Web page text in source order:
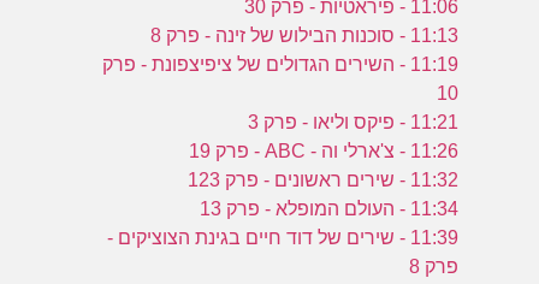
11:06 - פיראטיות - פרק 30
11:13 - סוכנות הבילוש של זינה - פרק 8
11:19 - השירים הגדולים של ציפיצפונת - פרק
10
11:21 - פיקס וליאו - פרק 3
11:26 - צ'ארלי וה - ABC - פרק 19
11:32 - שירים ראשונים - פרק 123
11:34 - העולם המופלא - פרק 13
11:39 - שירים של דוד חיים בגינת הצוציקים -
פרק 8